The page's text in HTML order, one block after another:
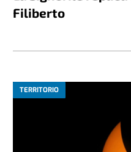
Filiberto
TERRITORIO